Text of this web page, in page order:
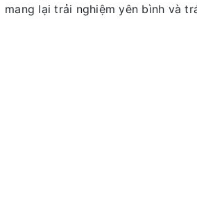
mang lại trải nghiệm yên bình và